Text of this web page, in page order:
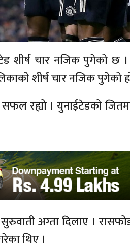
शीर्ष चार नजिक पुगेको छ
शीर्ष चार नजिक पुगेको
रह्यो । युनाईटेडको
अग्ता दिलाए ।
थिए ।